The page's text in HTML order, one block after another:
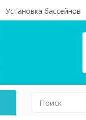
Установка бассейнов